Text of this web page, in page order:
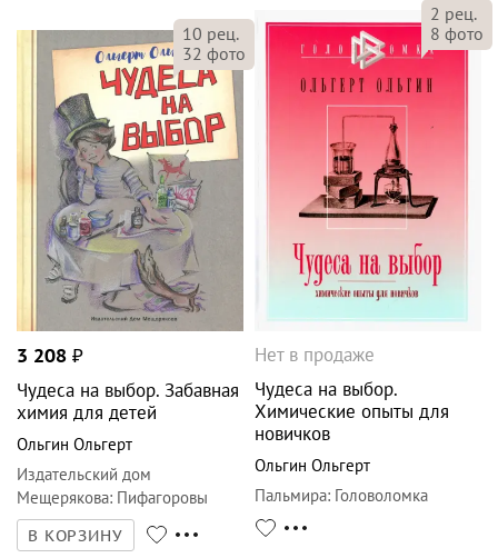
10 рец.
32 фото
3 208 ₽
Чудеса на выбор. Забавная
химия для детей
Ольгин Ольгерт
Издательский дом
Мещерякова: Пифагоровы
штаны
В КОРЗИНУ
2 рец.
8 фото
Нет в продаже
Чудеса на выбор.
Химические опыты для
новичков
Ольгин Ольгерт
Пальмира: Головоломка